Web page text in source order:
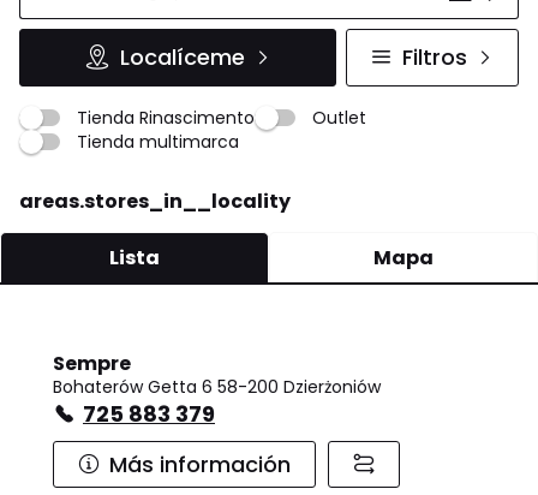
Localíceme Filtros
Tienda Rinascimento
Outlet
Tienda multimarca
areas.stores_in__locality
Lista Mapa
Sempre
Bohaterów Getta 6 58-200 Dzierżoniów
725 883 379
Más información